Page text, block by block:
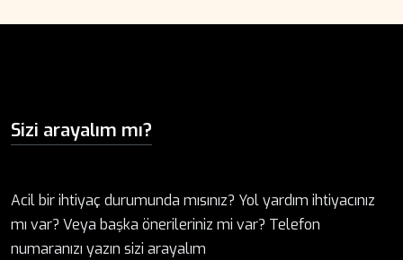
Sizi arayalım mı?
Acil bir ihtiyaç durumunda mısınız? Yol yardım ihtiyacınız
mı var? Veya başka önerileriniz mi var? Telefon
numaranızı yazın sizi arayalım